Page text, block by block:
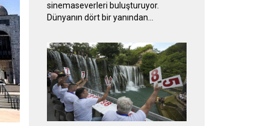
sinemaseverleri buluşturuyor.
Dünyanın dört bir yanından…